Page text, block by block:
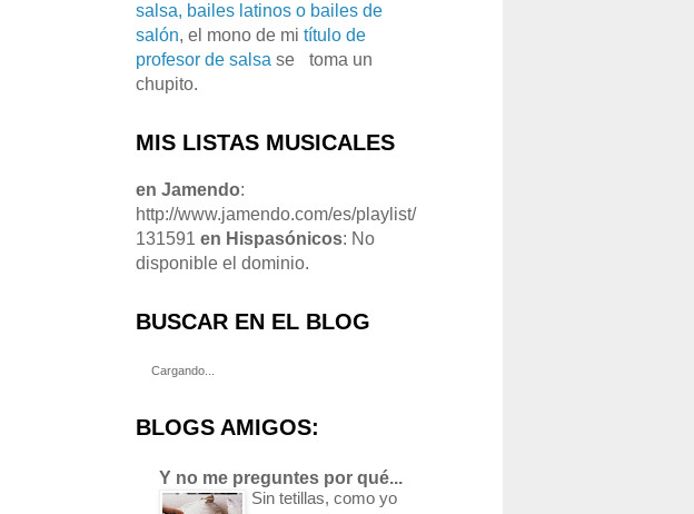
salsa, bailes latinos o bailes de
salón, el mono de mi título de
profesor de salsa se
toma un
chupito.
MIS LISTAS MUSICALES
en Jamendo:
http://www.jamendo.com/es/playlist/
131591 en Hispasónicos: No
disponible el dominio.
BUSCAR EN EL BLOG
Cargando...
BLOGS AMIGOS:
Y no me preguntes por qué...
Sin tetillas, como yo